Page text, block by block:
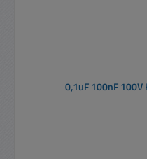
0,1uF 100nF 100V